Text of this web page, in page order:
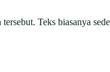
Teks biasanya